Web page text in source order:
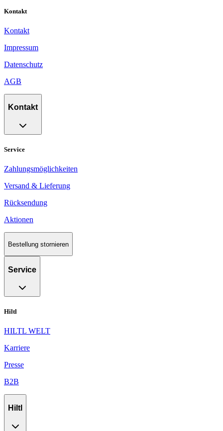
Kontakt
Kontakt
Impressum
Datenschutz
AGB
Kontakt
Service
Zahlungsmöglichkeiten
Versand & Lieferung
Rücksendung
Aktionen
Bestellung stornieren
Service
Hiltl
HILTL WELT
Karriere
Presse
B2B
Hiltl